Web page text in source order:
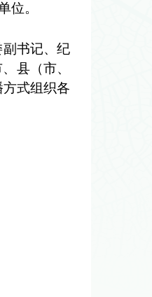
位。
副书记、纪
县（市、
式组织各